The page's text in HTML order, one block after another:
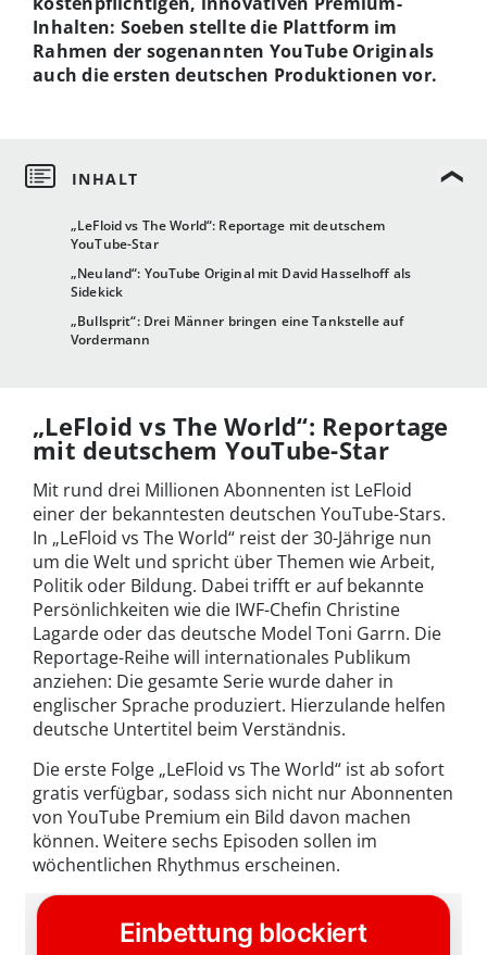
„LeFloid vs The World“: Reportage mit deutschem
YouTube-Star
„Neuland“: YouTube Original mit David Hasselhoff als
Sidekick
„Bullsprit“: Drei Männer bringen eine Tankstelle auf
Vordermann
Inhalten: Soeben stellte die Plattform im
Rahmen der sogenannten YouTube Originals
auch die ersten deutschen Produktionen vor.
„LeFloid vs The World“: Reportage
mit deutschem YouTube-Star
Mit rund drei Millionen Abonnenten ist LeFloid
einer der bekanntesten deutschen YouTube-Stars.
In „LeFloid vs The World“ reist der 30-Jährige nun
um die Welt und spricht über Themen wie Arbeit,
Politik oder Bildung. Dabei trifft er auf bekannte
Persönlichkeiten wie die IWF-Chefin Christine
Lagarde oder das deutsche Model Toni Garrn. Die
Reportage-Reihe will internationales Publikum
anziehen: Die gesamte Serie wurde daher in
englischer Sprache produziert. Hierzulande helfen
deutsche Untertitel beim Verständnis.
Die erste Folge „LeFloid vs The World“ ist ab sofort
gratis verfügbar, sodass sich nicht nur Abonnenten
von YouTube Premium ein Bild davon machen
können. Weitere sechs Episoden sollen im
wöchentlichen Rhythmus erscheinen.